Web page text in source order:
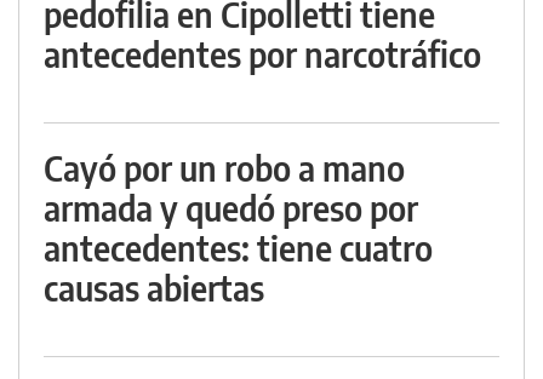
pedofilia en Cipolletti tiene
antecedentes por narcotráfico
Cayó por un robo a mano
armada y quedó preso por
antecedentes: tiene cuatro
causas abiertas